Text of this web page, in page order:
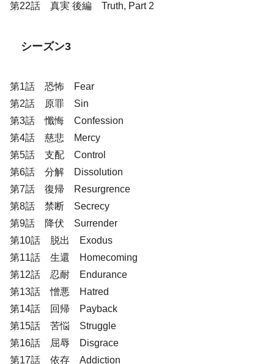
第22話 真実 後編 Truth, Part 2
シーズン3
第1話 恐怖 Fear
第2話 原罪 Sin
第3話 懺悔 Confession
第4話 慈悲 Mercy
第5話 支配 Control
第6話 分解 Dissolution
第7話 復帰 Resurgrence
第8話 禁断 Secrecy
第9話 降伏 Surrender
第10話 脱出 Exodus
第11話 生還 Homecoming
第12話 忍耐 Endurance
第13話 憎悪 Hatred
第14話 回帰 Payback
第15話 苦悩 Struggle
第16話 屈辱 Disgrace
第17話 依存 Addiction